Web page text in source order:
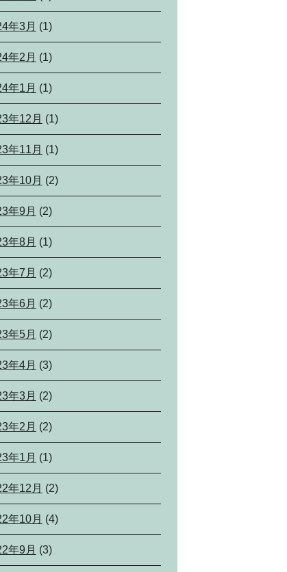
年3月 (1)
年2月 (1)
年1月 (1)
年12月 (1)
年11月 (1)
年10月 (2)
年9月 (2)
年8月 (1)
年7月 (2)
年6月 (2)
年5月 (2)
年4月 (3)
年3月 (2)
年2月 (2)
年1月 (1)
年12月 (2)
年10月 (4)
年9月 (3)